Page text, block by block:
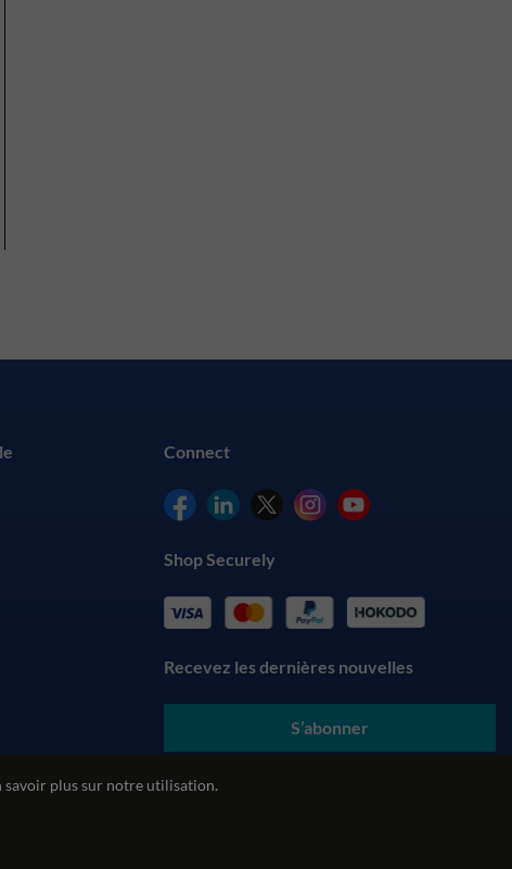
savoir plus sur notre utilisation.
Connect
Shop Securely
Recevez les dernières nouvelles
S’abonner
En soumettant vos coordonnées, vous acceptez nos